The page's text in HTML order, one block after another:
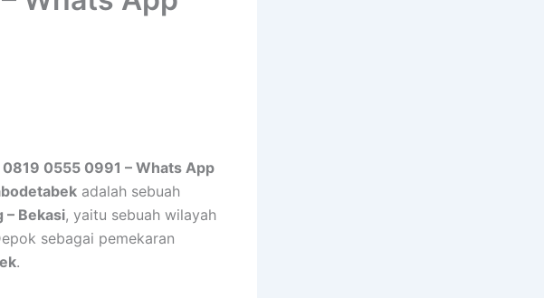
0555 0991 – Whats App
adalah sebuah
– Bekasi, yaitu sebuah wilayah
sebagai pemekaran
.